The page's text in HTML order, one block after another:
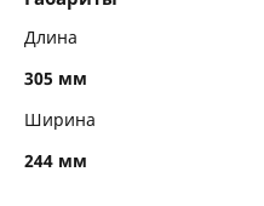
Длина
305 мм
Ширина
244 мм